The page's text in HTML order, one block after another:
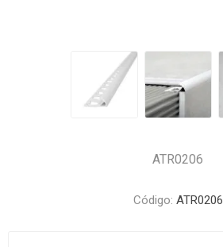
ATR0206
Código: ATR0206